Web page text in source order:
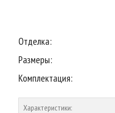
Отделка:
Размеры:
Комплектация:
Характеристики: